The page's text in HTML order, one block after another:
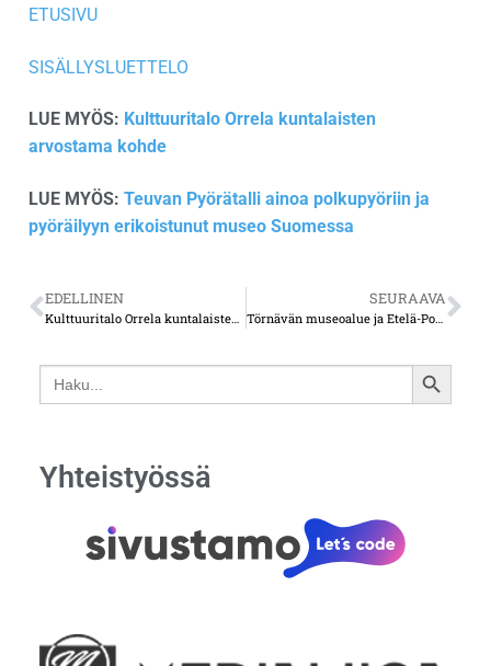
ETUSIVU
SISÄLLYSLUETTELO
LUE MYÖS: Kulttuuritalo Orrela kuntalaisten
arvostama kohde
LUE MYÖS: Teuvan Pyörätalli ainoa polkupyöriin ja
pyöräilyyn erikoistunut museo Suomessa
EDELLINEN
Kulttuuritalo Orrela kuntalaisten arvostama kohde
SEURAAVA
Törnävän museoalue ja Etelä-Pohjanmaan museo – kaikki sai alkunsa ruukista ja ruutitehtaasta
Search
for:
SEARCH
Yhteistyössä